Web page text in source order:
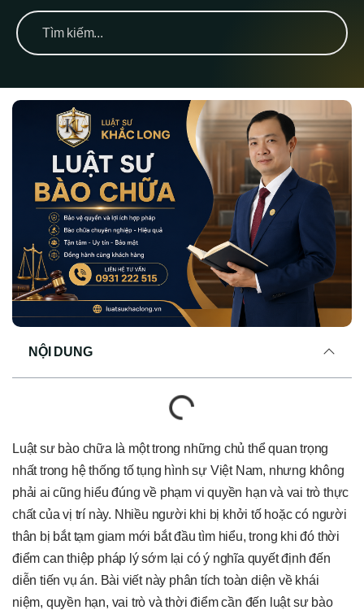
NỘI DUNG
Luật sư bào chữa là một trong những chủ thể quan trọng
nhất trong hệ thống tố tụng hình sự Việt Nam, nhưng không
phải ai cũng hiểu đúng về phạm vi quyền hạn và vai trò thực
chất của vị trí này. Nhiều người khi bị khởi tố hoặc có người
thân bị bắt tạm giam mới bắt đầu tìm hiểu, trong khi đó thời
điểm can thiệp pháp lý sớm lại có ý nghĩa quyết định đến
diễn tiến vụ án. Bài viết này phân tích toàn diện về khái
niệm, quyền hạn, vai trò và thời điểm cần đến luật sư bào